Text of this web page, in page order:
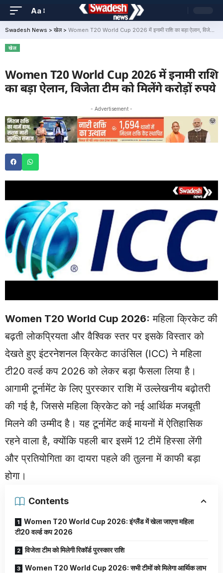
Aa
Swadesh News > खेल> Women T20 World Cup 2026 में इनामी राशि का बड़ा ऐलान, विजेता टीम को मिलेंगे करोड़ों रुपये
खेल
Women T20 World Cup 2026 में इनामी राशि
का बड़ा ऐलान, विजेता टीम को मिलेंगे करोड़ों रुपये
- Advertisement -
Women T20 World Cup 2026: महिला क्रिकेट की
बढ़ती लोकप्रियता और वैश्विक स्तर पर इसके विस्तार को
देखते हुए इंटरनेशनल क्रिकेट काउंसिल (ICC) ने महिला
टी20 वर्ल्ड कप 2026 को लेकर बड़ा फैसला लिया है।
आगामी टूर्नामेंट के लिए पुरस्कार राशि में उल्लेखनीय बढ़ोतरी
की गई है, जिससे महिला क्रिकेट को नई आर्थिक मजबूती
मिलने की उम्मीद है। यह टूर्नामेंट कई मायनों में ऐतिहासिक
रहने वाला है, क्योंकि पहली बार इसमें 12 टीमें हिस्सा लेंगी
और प्रतियोगिता का दायरा पहले की तुलना में काफी बड़ा
होगा।
Contents
Women T20 World Cup 2026: इंग्लैंड में खेला जाएगा महिला
टी20 वर्ल्ड कप 2026
विजेता टीम को मिलेगी रिकॉर्ड पुरस्कार राशि
Women T20 World Cup 2026: सभी टीमों को मिलेगा आर्थिक लाभ